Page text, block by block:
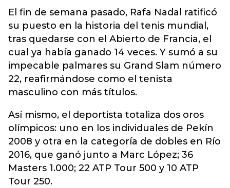
El fin de semana pasado, Rafa Nadal ratificó
su puesto en la historia del tenis mundial,
tras quedarse con el Abierto de Francia, el
cual ya había ganado 14 veces. Y sumó a su
impecable palmares su Grand Slam número
22, reafirmándose como el tenista
masculino con más títulos.
Así mismo, el deportista totaliza dos oros
olímpicos: uno en los individuales de Pekín
2008 y otra en la categoría de dobles en Río
2016, que ganó junto a Marc López; 36
Masters 1.000; 22 ATP Tour 500 y 10 ATP
Tour 250.